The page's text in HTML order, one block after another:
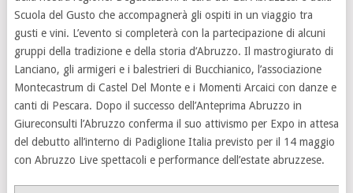
Scuola del Gusto che accompagnerà gli ospiti in un viaggio tra
gusti e vini. L’evento si completerà con la partecipazione di alcuni
gruppi della tradizione e della storia d’Abruzzo. Il mastrogiurato di
Lanciano, gli armigeri e i balestrieri di Bucchianico, l’associazione
Montecastrum di Castel Del Monte e i Momenti Arcaici con danze e
canti di Pescara. Dopo il successo dell’Anteprima Abruzzo in
Giureconsulti l’Abruzzo conferma il suo attivismo per Expo in attesa
del debutto all’interno di Padiglione Italia previsto per il 14 maggio
con Abruzzo Live spettacoli e performance dell’estate abruzzese.